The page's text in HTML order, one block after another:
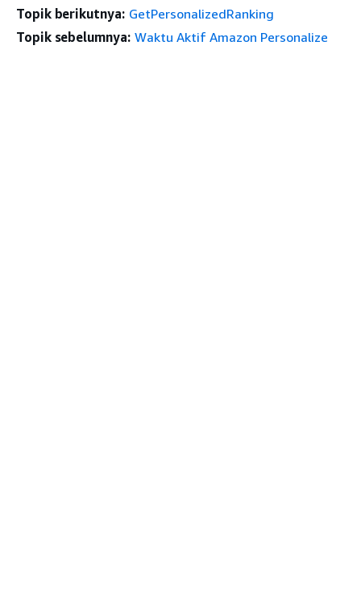
Topik berikutnya: GetPersonalizedRanking
Topik sebelumnya: Waktu Aktif Amazon Personalize